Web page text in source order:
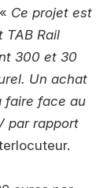
Ce projet est
TAB Rail
300 et 30
Un achat
faire face au
par rapport